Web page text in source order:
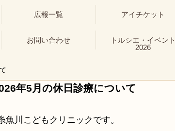
広報一覧 アイチケット
お問い合わせ
トルシエ・イベント
2026
年5月の休日診療について
魚川こどもクリニックです。